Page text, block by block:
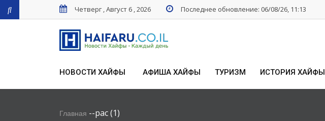
Четверг , Август 6 , 2026 Последнее обновление: 06/08/26, 11:13
НОВОСТИ ХАЙФЫ АФИША ХАЙФЫ ТУРИЗМ ИСТОРИЯ ХАЙФЫ
Главная --pac (1)